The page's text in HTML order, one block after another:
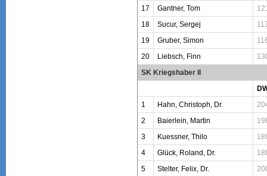
17
Gantner, Tom
18
Sucur, Sergej
19
Gruber, Simon
20
Liebsch, Finn
SK Kriegshaber II
1
Hahn, Christoph, Dr.
2
Baierlein, Martin
3
Kuessner, Thilo
4
Glück, Roland, Dr.
5
Stelter, Felix, Dr.